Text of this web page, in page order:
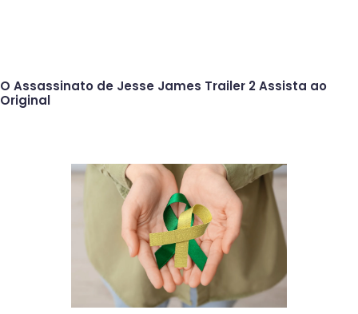
O Assassinato de Jesse James Trailer 2 Assista ao
Original